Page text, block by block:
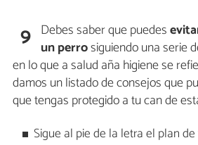
9 Debes saber que puedes
un perrosiguiendo una serie
en lo que a salud aña higiene se
damos un listado de consejos que
que tengas protegido a tu can de
Sigue al pie de la letra el plan